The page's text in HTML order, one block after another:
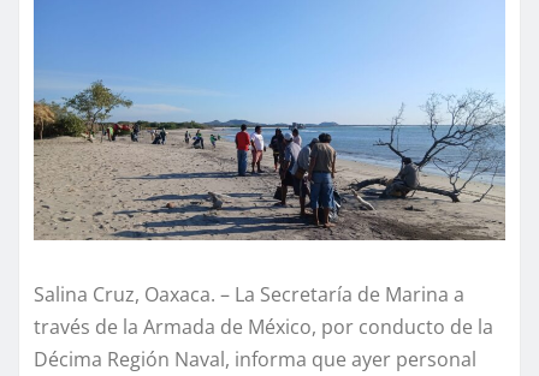
Salina Cruz, Oaxaca. – La Secretaría de Marina a
través de la Armada de México, por conducto de la
Décima Región Naval, informa que ayer personal